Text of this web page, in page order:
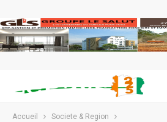
Accueil
Societe & Region